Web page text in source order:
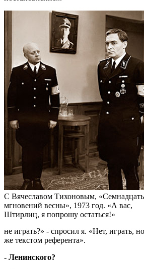
С Вячеславом Тихоновым, «Семнадцать
мгновений весны», 1973 год. «А вас,
Штирлиц, я попрошу остаться!»
не играть?» - спросил я. «Нет, играть,
же текстом референта».
- Ленинского?